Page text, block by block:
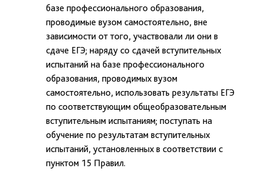
базе профессионального образования,
проводимые вузом самостоятельно, вне
зависимости от того, участвовали ли они в
сдаче ЕГЭ; наряду со сдачей вступительных
испытаний на базе профессионального
образования, проводимых вузом
самостоятельно, использовать результаты ЕГЭ
по соответствующим общеобразовательным
вступительным испытаниям; поступать на
обучение по результатам вступительных
испытаний, установленных в соответствии с
пунктом 15 Правил.